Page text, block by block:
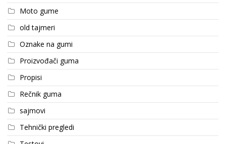
Moto gume
old tajmeri
Oznake na gumi
Proizvođači guma
Propisi
Rečnik guma
sajmovi
Tehnički pregledi